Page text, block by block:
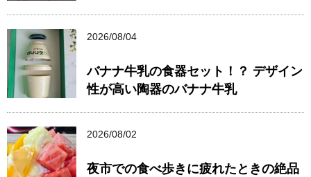
2026/08/04
バナナ牛乳の食器セット！？ デザイン
性が高い陶器のバナナ牛乳
2026/08/02
夜市での食べ歩きに疲れたときの絶品